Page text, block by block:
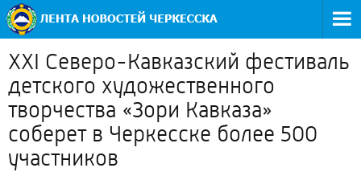
XXI Северо-Кавказский фестиваль
детского художественного
творчества «Зори Кавказа»
соберет в Черкесске более 500
участников